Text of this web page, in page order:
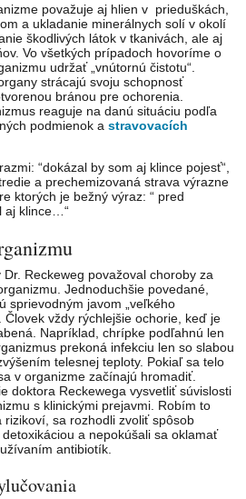
považuje aj hlien v prieduškách,
a ukladanie minerálnych solí v okolí
škodlivých látok v tkanivách, ale aj
Vo všetkých prípadoch hovoríme o
udržať „vnútornú čistotu“.
strácajú svoju schopnosť
bránou pre ochorenia.
reaguje na danú situáciu podľa
podmienok a stravovacích
“dokázal by som aj klince pojesť“,
a prechemizovaná strava výrazne
ktorých je bežný výraz: “ pred
aj klince…“
Reckeweg považoval choroby za
Jednoduchšie povedané,
sprievodným javom „veľkého
Človek vždy rýchlejšie ochorie, keď je
Napríklad, chrípke podľahnú len
prekoná infekciu len so slabou
telesnej teploty. Pokiaľ sa telo
v organizme začínajú hromadiť.
doktora Reckewega vysvetliť súvislosti
s klinickými prejavmi. Robím to
sa rozhodli zvoliť spôsob
a nepokúšali sa oklamať
antibiotík.